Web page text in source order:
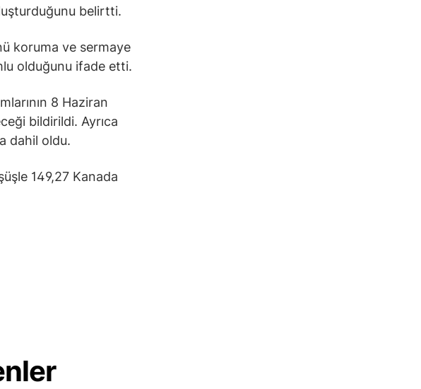
belirtti.
koruma ve sermaye
olduğunu ifade etti.
8 Haziran
bildirildi. Ayrıca
dahil oldu.
149,27 Kanada